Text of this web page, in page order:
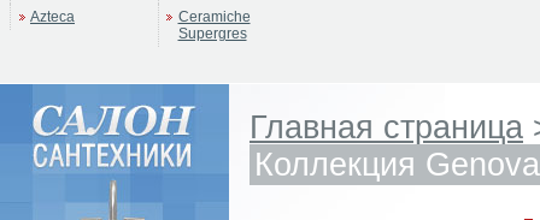
Azteca
Ceramiche
Supergres
Главная страница
Коллекция Genova